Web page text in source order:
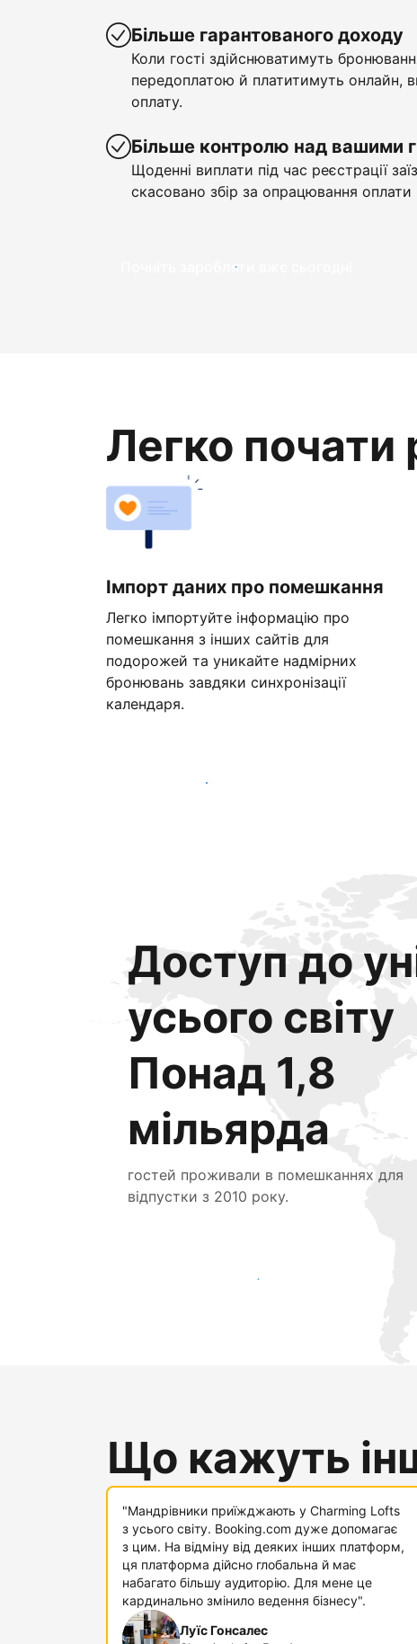
Більше гарантованого доходу
Коли гості здійснюватимуть
передоплатою й платитимуть онлайн,
оплату.
Більше контролю над вашими
Щоденні виплати під час реєстрації
скасовано збір за опрацювання
Почніть заробляти вже сьогодні
Легко почати
Імпорт даних про помешкання
Легко імпортуйте інформацію про
помешкання з інших сайтів для
подорожей та уникайте надмірних
бронювань завдяки синхронізації
календаря.
Розпочати вже сьогодні
Доступ до
усього світу
Понад 1,8
мільярда
гостей проживали в помешканнях для
відпустки з 2010 року.
Привабити нових гостей вже сьогодні
Що кажуть
"Мандрівники приїжджають у Charming Lofts
з усього світу. Booking.com дуже допомагає
з цим. На відміну від деяких інших платформ,
ця платформа дійсно глобальна й має
набагато більшу аудиторію. Для мене це
кардинально змінило ведення бізнесу".
Луїс Гонсалес